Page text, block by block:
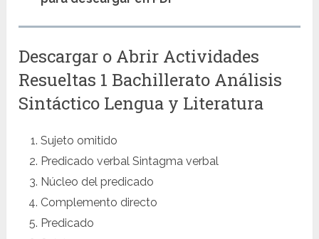
Descargar o Abrir Actividades
Resueltas 1 Bachillerato Análisis
Sintáctico Lengua y Literatura
Sujeto omitido
Predicado verbal Sintagma verbal
Núcleo del predicado
Complemento directo
Predicado